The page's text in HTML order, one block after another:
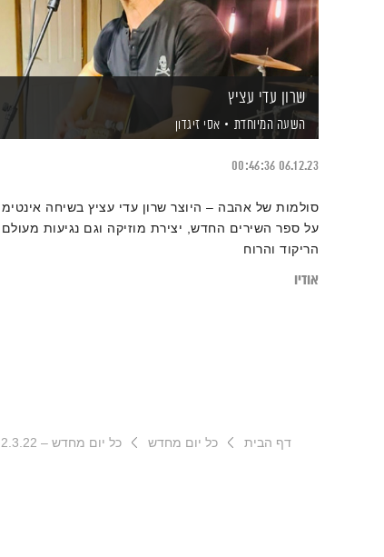
שרון עדי עציץ
השעה המיוחדת אסי זיגדון
06.12.23
00:46:36
סולמות של אהבה – היוצר שרון עדי עציץ בשיחה
על ספר השירים החדש, יצירת מוזיקה וגם נגיעות מעולם
הריקוד והרוח
אודיו
דף הבית כל יום מחדש כל יום מחדש – 2.3.22